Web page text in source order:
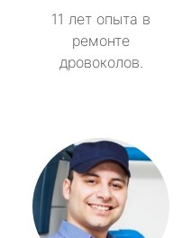
11 лет опыта в
ремонте
дровоколов.